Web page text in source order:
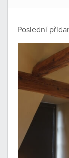
Poslední